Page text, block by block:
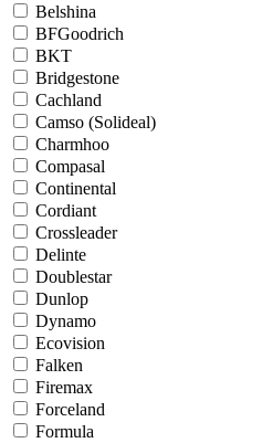
Belshina
BFGoodrich
BKT
Bridgestone
Cachland
Camso (Solideal)
Charmhoo
Compasal
Continental
Cordiant
Crossleader
Delinte
Doublestar
Dunlop
Dynamo
Ecovision
Falken
Firemax
Forceland
Formula